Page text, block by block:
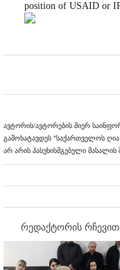
position of USAID or
ავტორის/ავტორების მიერ
გამოხატავდეს "საქართველოს
არ არის პასუხისმგებელი მასალის
რედაქტორის რჩევით